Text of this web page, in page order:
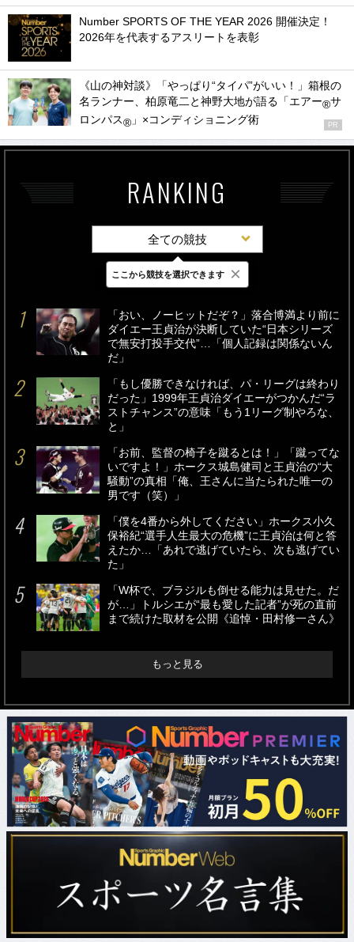
Number SPORTS OF THE YEAR 2026 開催決定！
2026年を代表するアスリートを表彰
《山の神対談》「やっぱり“タイパ”がいい！」箱根の
名ランナー、柏原竜二と神野大地が語る「エアー®サ
ロンパス® 」×コンディショニング術 PR
RANKING
全ての競技
最新 24時間 週間
「おい、ノーヒットだぞ？」落合博満より前に
ダイエー王貞治が決断していた“日本シリーズ
で無安打投手交代”…「個人記録は関係ないん
だ」
「もし優勝できなければ、パ・リーグは終わり
だった」1999年王貞治ダイエーがつかんだ“ラ
ストチャンス”の意味「もう1リーグ制やろな、
と」
「お前、監督の椅子を蹴るとは！」「蹴ってな
いですよ！」ホークス城島健司と王貞治の“大
騒動”の真相「俺、王さんに当たられた唯一の
男です（笑）」
「僕を4番から外してください」ホークス小久
保裕紀“選手人生最大の危機”に王貞治は何と答
えたか…「あれで逃げていたら、次も逃げてい
た」
「W杯で、ブラジルも倒せる能力は見せた。だ
が…」トルシエが“最も愛した記者”が死の直前
まで続けた取材を公開《追悼・田村修一さん》
もっと見る
ここから競技を選択できます ×